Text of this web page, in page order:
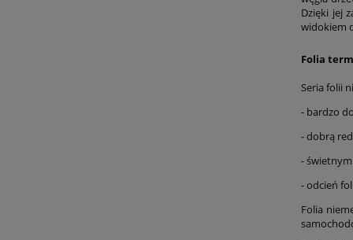
Dzięki jej
widokiem
Folia
Seria folii
- bardzo
- dobrą
-
- odcień
Folia